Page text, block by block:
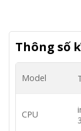
Thông số
Model
CPU